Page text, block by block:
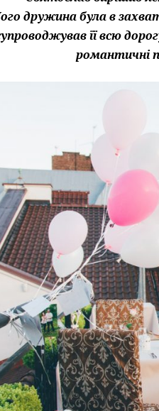
дружина була в
її всю
романтичні